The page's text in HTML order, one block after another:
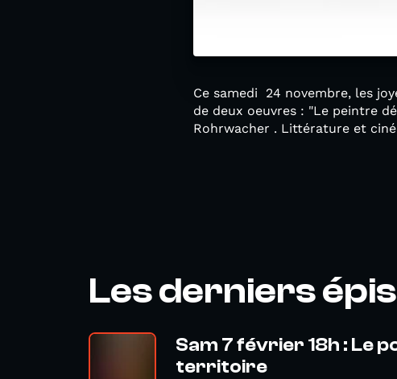
Ce samedi 24 novembre, les
de deux oeuvres : "Le peintre
Rohrwacher . Littérature et
Les derniers
Sam 7 février 18h : Le
territoire